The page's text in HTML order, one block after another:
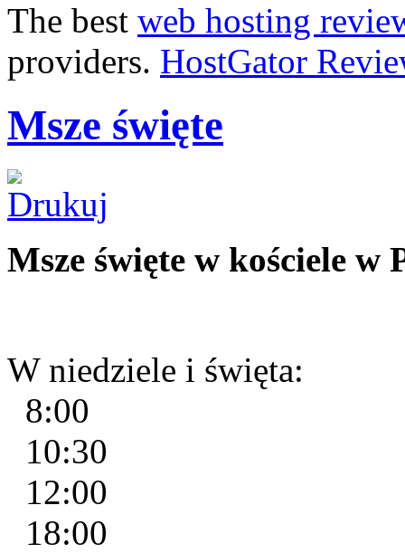
The best web hosting
providers. HostGator
Msze święte
Msze święte w kościele w
W niedziele i święta:
8:00
10:30
12:00
18:00